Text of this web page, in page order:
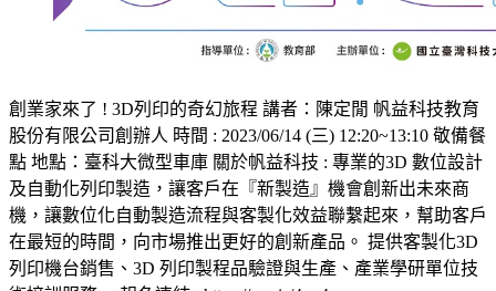
創業家來了 ! 3D列印的奇幻旅程 講者：陳定閒 帆益科技教育
股份有限公司創辦人 時間 : 2023/06/14 (三) 12:20~13:10 敬備餐
點 地點：臺科大微型車庫 關於帆益科技 : 專業的3D 數位設計
及自動化列印製造，讓客戶在『新製造』機會創新出未來商
機，讓數位化自動製造流程與客製化效益聯繫起來，幫助客戶
在最短的時間，向市場推出更好的創新產品。 提供客製化3D
列印機台銷售、3D 列印製程品驗證與生產、產業學研單位技